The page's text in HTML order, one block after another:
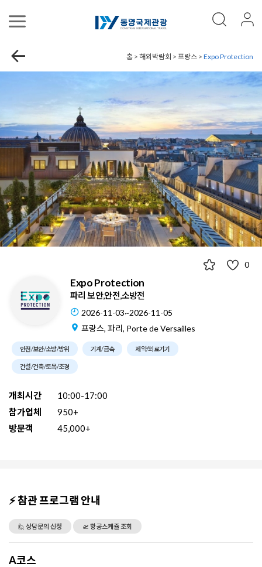
홈 > 해외박람회 > 프랑스 > Expo Protection
0
Expo Protection
파리 보안,안전,소방전
2026-11-03~2026-11-05
프랑스, 파리, Porte de Versailles
안전/보안/소방/방위 기계/금속 제약/의료기기
건설/건축/토목/조경
개최시간
10:00-17:00
참가업체
950+
방문객
45,000+
⚡ 참관 프로그램 안내
🙋 상담문의 신청 🛫 항공스케쥴 조회
A코스